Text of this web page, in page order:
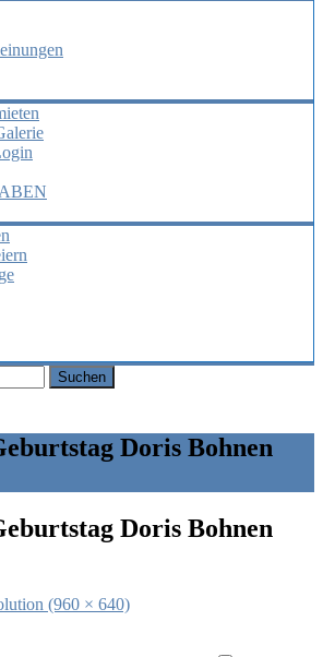
Suchen
Doris Bohnen
Doris Bohnen
(960 × 640)